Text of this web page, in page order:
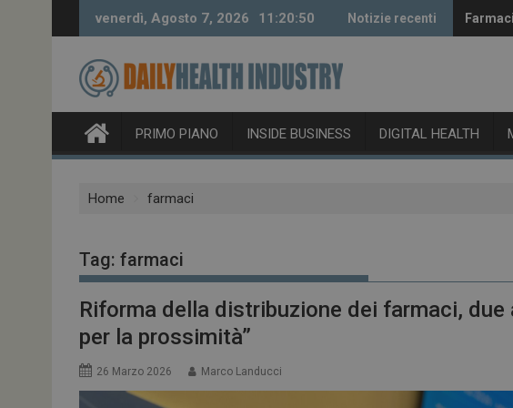
venerdì, Agosto 7, 2026 11:20:52 Notizie recenti
PRIMO PIANO INSIDE BUSINESS DIGITAL HEALTH
Home farmaci
Tag: farmaci
Riforma della distribuzione dei farmaci, due
per la prossimità”
26 Marzo 2026 Marco Landucci